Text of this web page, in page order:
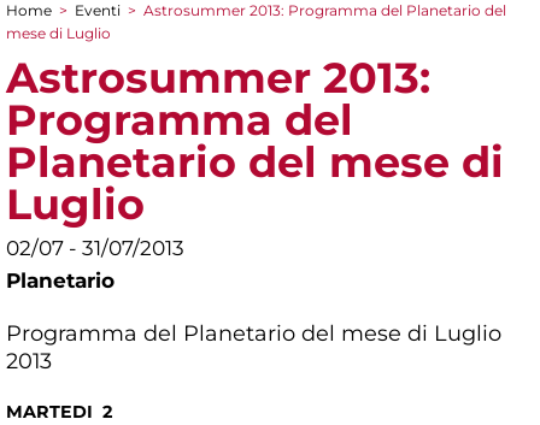
Tu sei qui
Home > Eventi > Astrosummer 2013: Programma del Planetario del
mese di Luglio
Astrosummer 2013:
Programma del
Planetario del mese di
Luglio
02/07 - 31/07/2013
Planetario
Programma del Planetario del mese di Luglio
2013
MARTEDI 2